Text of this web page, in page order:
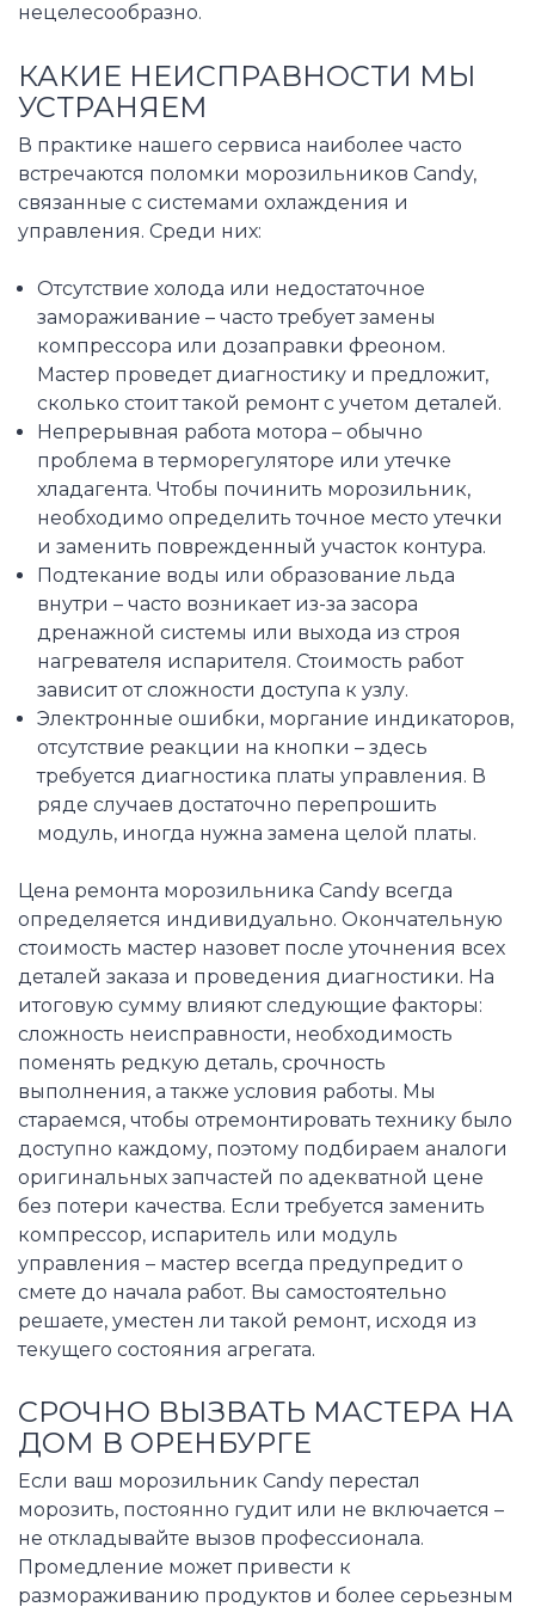
нецелесообразно.
КАКИЕ НЕИСПРАВНОСТИ МЫ
УСТРАНЯЕМ
В практике нашего сервиса наиболее часто
встречаются поломки морозильников Candy,
связанные с системами охлаждения и
управления. Среди них:
Отсутствие холода или недостаточное
замораживание – часто требует замены
компрессора или дозаправки фреоном.
Мастер проведет диагностику и предложит,
сколько стоит такой ремонт с учетом деталей.
Непрерывная работа мотора – обычно
проблема в терморегуляторе или утечке
хладагента. Чтобы починить морозильник,
необходимо определить точное место утечки
и заменить поврежденный участок контура.
Подтекание воды или образование льда
внутри – часто возникает из-за засора
дренажной системы или выхода из строя
нагревателя испарителя. Стоимость работ
зависит от сложности доступа к узлу.
Электронные ошибки, моргание индикаторов,
отсутствие реакции на кнопки – здесь
требуется диагностика платы управления. В
ряде случаев достаточно перепрошить
модуль, иногда нужна замена целой платы.
Цена ремонта морозильника Candy всегда
определяется индивидуально. Окончательную
стоимость мастер назовет после уточнения всех
деталей заказа и проведения диагностики. На
итоговую сумму влияют следующие факторы:
сложность неисправности, необходимость
поменять редкую деталь, срочность
выполнения, а также условия работы. Мы
стараемся, чтобы отремонтировать технику было
доступно каждому, поэтому подбираем аналоги
оригинальных запчастей по адекватной цене
без потери качества. Если требуется заменить
компрессор, испаритель или модуль
управления – мастер всегда предупредит о
смете до начала работ. Вы самостоятельно
решаете, уместен ли такой ремонт, исходя из
текущего состояния агрегата.
СРОЧНО ВЫЗВАТЬ МАСТЕРА НА
ДОМ В ОРЕНБУРГЕ
Если ваш морозильник Candy перестал
морозить, постоянно гудит или не включается –
не откладывайте вызов профессионала.
Промедление может привести к
размораживанию продуктов и более серьезным